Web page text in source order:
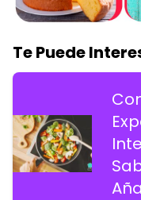
Te Puede